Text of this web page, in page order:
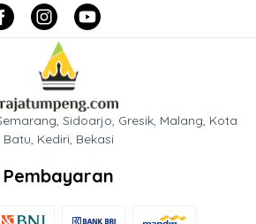
Sidoarjo, Gresik, Malang, Kota
Batu, Kediri, Bekasi
Pembayaran